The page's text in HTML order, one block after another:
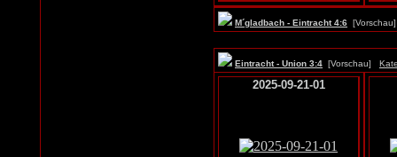
M´gladbach - Eintracht 4:6
Eintracht - Union 3:4 [Vorschau]
2025-09-21-01